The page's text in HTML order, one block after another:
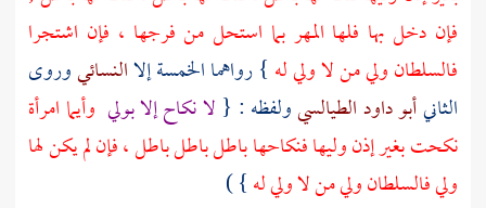
فإن دخل بها فلها المهر بما استحل من فرجها ، فإن اشتجرا
فالسلطان ولي من لا ولي له } رواهما الخمسة إلاالنسائيوروى
الثانيأبو داود الطيالسيولفظه : { لا نكاح إلا بولي وأيما امرأة
نكحت بغير إذن وليها فنكاحها باطل باطل باطل ، فإن لم يكن لها
ولي فالسلطان ولي من لا ولي له} )